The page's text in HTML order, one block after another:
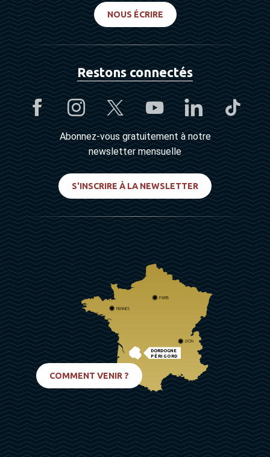
NOUS ÉCRIRE
Restons connectés
Abonnez-vous gratuitement à notre
newsletter mensuelle
S'INSCRIRE À LA NEWSLETTER
DORDOGNE
PÉRIGORD
PARIS
RENNES
LYON
COMMENT VENIR ?